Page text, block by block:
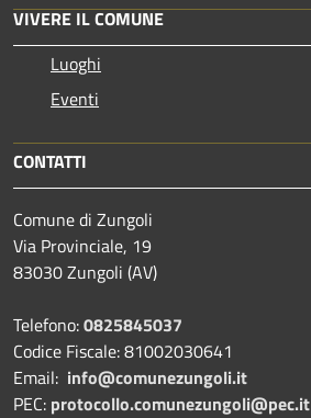
VIVERE IL COMUNE
Luoghi
Eventi
CONTATTI
Comune di Zungoli
Via Provinciale, 19
83030 Zungoli (AV)
Telefono:0825845037
Codice Fiscale: 81002030641
Email: info@comunezungoli.it
PEC: protocollo.comunezungoli@pec.it